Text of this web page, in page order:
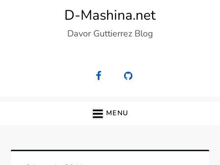
D-Mashina.net
Davor Guttierrez Blog
MENU